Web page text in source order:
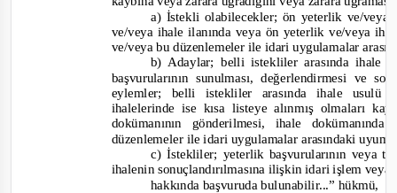
a) İstekli olabilecekler; ön yeterlik ve/
ve/veya ihale ilanında veya ön yeterlik ve/veya
ve/veya bu düzenlemeler ile idari uygulamalar
b) Adaylar; belli istekliler arasında
başvurularının sunulması, değerlendirmesi ve
eylemler; belli istekliler arasında ihale usulü
ihalelerinde ise kısa listeye alınmış olmaları
dokümanının gönderilmesi, ihale
düzenlemeler ile idari uygulamalar arasındaki
c) İstekliler; yeterlik başvurularının veya
ihalenin sonuçlandırılmasına ilişkin idari işlem
hakkında başvuruda bulunabilir...” hükmü,